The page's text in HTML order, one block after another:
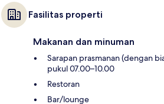
Fasilitas properti
Makanan dan minuman
Sarapan prasmanan (dengan
pukul 07.00–10.00
Restoran
Bar/lounge